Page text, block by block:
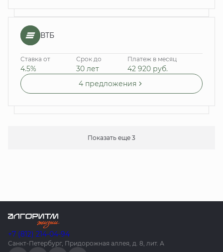
ВТБ
Ставка от
4.5%
Срок до
30 лет
Платеж в месяц
42 920 руб.
4 предложения
Показать еще 3
+7 (812) 214-04-94
Санкт-Петербург, Придорожная аллея, д. 8, лит. А